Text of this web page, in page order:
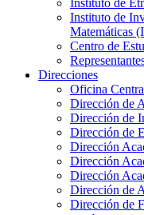
Instituto de
Instituto de
Matemáticas
Centro de
Direcciones
Oficina
Dirección de
Dirección de
Dirección de
Dirección
Dirección
Dirección
Dirección de
Dirección de